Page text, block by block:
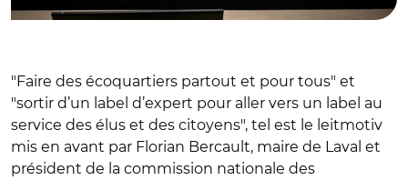
"Faire des écoquartiers partout et pour tous" et
"sortir d’un label d’expert pour aller vers un label au
service des élus et des citoyens", tel est le leitmotiv
mis en avant par Florian Bercault, maire de Laval et
président de la commission nationale des